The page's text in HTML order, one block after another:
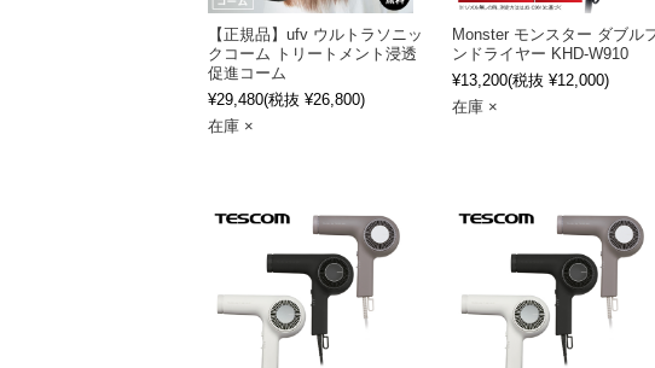
【正規品】ufv ウルトラソニッ
クコーム トリートメント浸透
促進コーム
¥29,480(税抜 ¥26,800)
在庫 ×
Monster モンスター ダブル
ンドライヤー KHD-W910
¥13,200(税抜 ¥12,000)
在庫 ×